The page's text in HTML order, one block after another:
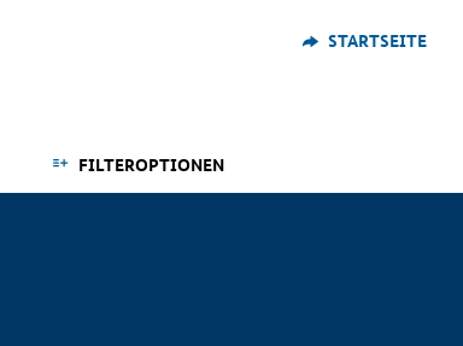
STARTSEITE
FILTEROPTIONEN